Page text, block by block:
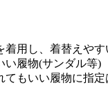
着用し、着替えやす
い履物(サンダル等)
もいい履物に指定